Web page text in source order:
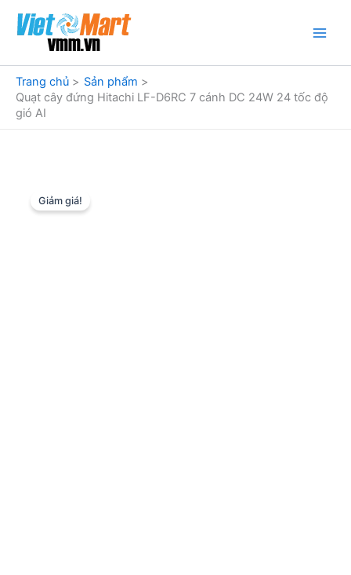
dung
Trang chủ
Sản phẩm
Quạt cây đứng Hitachi LF-D6RC 7 cánh DC 24W 24 tốc độ
gió AI
Giảm giá!